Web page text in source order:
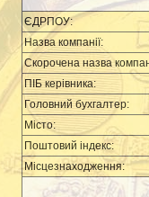
ЄДРПОУ:
Назва компанії:
Скорочена назва
ПІБ керівника:
Головний бухгалтер:
Місто:
Поштовий індекс:
Місцезнаходження: